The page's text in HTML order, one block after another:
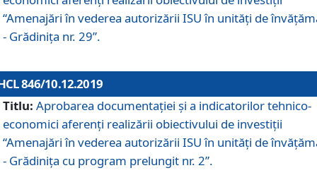
“Amenajări în vederea autorizării ISU în unități de
- Grădinița nr. 29”.
846/10.12.2019
Titlu: Aprobarea documentației și a indicatorilor tehnico-
economici aferenți realizării obiectivului de investiții
“Amenajări în vederea autorizării ISU în unități de
- Grădinița cu program prelungit nr. 2”.